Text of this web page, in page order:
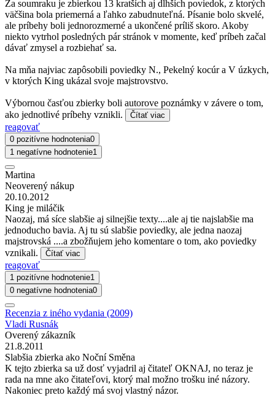
Za soumraku je zbierkou 13 kratších aj dlhších poviedok, z ktorých
väčšina bola priemerná a ľahko zabudnuteľná. Písanie bolo skvelé,
ale príbehy boli jednorozmerné a ukončené príliš skoro. Akoby
niekto vytrhol posledných pár stránok v momente, keď príbeh začal
dávať zmysel a rozbiehať sa.
Na mňa najviac zapôsobili poviedky N., Pekelný kocúr a V úzkych,
v ktorých King ukázal svoje majstrovstvo.
Výbornou časťou zbierky boli autorove poznámky v závere o tom,
ako jednotlivé príbehy vznikli.
Čítať viac
reagovať
0 pozitívne hodnotenia0
1 negatívne hodnotenie1
Martina
Neoverený nákup
20.10.2012
King je miláčik
Naozaj, má síce slabšie aj silnejšie texty....ale aj tie najslabšie ma
jednoducho bavia. Aj tu sú slabšie poviedky, ale jedna naozaj
majstrovská ....a zbožňujem jeho komentare o tom, ako poviedky
vznikali.
Čítať viac
reagovať
1 pozitívne hodnotenie1
0 negatívne hodnotenia0
Recenzia z iného vydania (2009)
Vladi Rusnák
Overený zákazník
21.8.2011
Slabšia zbierka ako Noční Směna
K tejto zbierka sa už dosť vyjadril aj čitateľ OKNAJ, no teraz je
rada na mne ako čitateľovi, ktorý mal možno trošku iné názory.
Nakoniec preto každý má svoj vlastný názor.